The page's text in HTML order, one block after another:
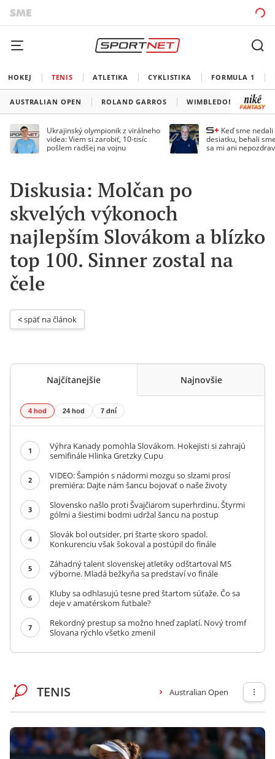
HOKEJ TENIS ATLETIKA CYKLISTIKA FORMULA 1
AUSTRALIAN OPEN ROLAND GARROS WIMBLEDON US
Ukrajinský olympionik z virálneho
videa: Viem si zarobiť, 10-tisíc
pošlem radšej na vojnu
Keď sme
desiatku, behali
sa mi ani
Diskusia: Molčan po
skvelých výkonoch
najlepším Slovákom a blízko
top 100. Sinner zostal na
čele
< späť na článok
Najčítanejšie Najnovšie
4 hod 24 hod 7 dní
1
Výhra Kanady pomohla Slovákom. Hokejisti si zahrajú
semifinále Hlinka Gretzky Cupu
2
VIDEO: Šampión s nádormi mozgu so slzami prosí
premiéra: Dajte nám šancu bojovať o naše životy
3
Slovensko našlo proti Švajčiarom superhrdinu. Štyrmi
gólmi a šiestimi bodmi udržal šancu na postup
4
Slovák bol outsider, pri štarte skoro spadol.
Konkurenciu však šokoval a postúpil do finále
5
Záhadný talent slovenskej atletiky odštartoval MS
výborne. Mladá bežkyňa sa predstaví vo finále
6
Kluby sa odhlasujú tesne pred štartom súťaže. Čo sa
deje v amatérskom futbale?
7
Rekordný prestup sa možno hneď zaplatí. Nový tromf
Slovana rýchlo všetko zmenil
TENIS Australian Open